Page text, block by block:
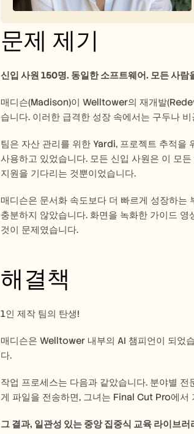
문제 제기
신입 사원 150명. 동일한 소프트웨어. 모든 사
매디슨(Madison)이 Welltower의 재개발
습니다. 이러한 급격한 성장 속에서는 구두나
팀은 자산 관리를 위한 Yardi, 프로젝트 추적
사용하고 있었습니다. 모든 신입 사원은 이 모
지원을 기다리는 것뿐이었습니다.
매디슨은 문서화 속도보다 더 빠르게 성장하는
충분하지 않았습니다. 화면을 녹화한 가이드
것이 문제였습니다.
해결책
1인 제작 팀의 탄생!
매디슨은 Welltower 내부의 AI 챔피언이 되었
다.
작업 프로세스는 다음과 같았습니다. 분야별
게 파일을 전송하면, 그녀는 Final Cut Pro에
그 결과, 일관성 있는 중앙 집중식 교육 라이브